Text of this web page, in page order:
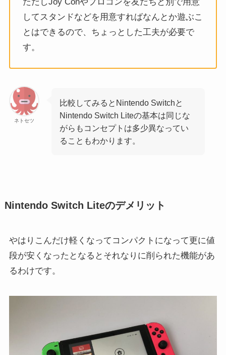
してスタンドなどを用意すればなんとか遊ぶこ
とはできるので、ちょっとした工夫が必要で
す。
ネトセツ
比較してみるとNintendo Switchと
Nintendo Switch Liteの基本は同じな
がらもコンセプトは多少異なってい
ることもわかります。
Nintendo Switch Liteのデメリット
やはりこんだけ軽くなってコンパクトになって更に値
段が安くなったとなるとそれなりに削られた機能があ
るわけです。